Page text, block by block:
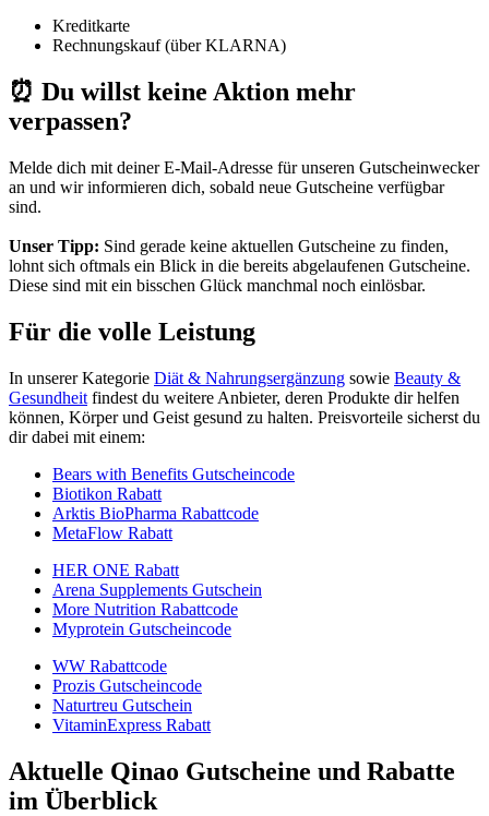
Kreditkarte
Rechnungskauf (über KLARNA)
⏰ Du willst keine Aktion mehr
verpassen?
Melde dich mit deiner E-Mail-Adresse für unseren Gutscheinwecker
an und wir informieren dich, sobald neue Gutscheine verfügbar
sind.
Unser Tipp: Sind gerade keine aktuellen Gutscheine zu finden,
lohnt sich oftmals ein Blick in die bereits abgelaufenen Gutscheine.
Diese sind mit ein bisschen Glück manchmal noch einlösbar.
Für die volle Leistung
In unserer Kategorie Diät & Nahrungsergänzung sowie Beauty &
Gesundheit findest du weitere Anbieter, deren Produkte dir helfen
können, Körper und Geist gesund zu halten. Preisvorteile sicherst du
dir dabei mit einem:
Bears with Benefits Gutscheincode
Biotikon Rabatt
Arktis BioPharma Rabattcode
MetaFlow Rabatt
HER ONE Rabatt
Arena Supplements Gutschein
More Nutrition Rabattcode
Myprotein Gutscheincode
WW Rabattcode
Prozis Gutscheincode
Naturtreu Gutschein
VitaminExpress Rabatt
Aktuelle Qinao Gutscheine und Rabatte
im Überblick